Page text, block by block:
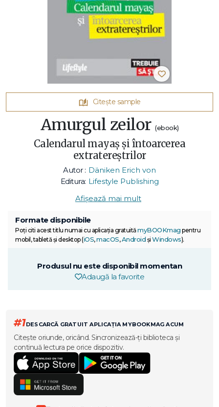
Citește sample
Amurgul zeilor (ebook)
Calendarul mayaş şi întoarcerea
extratereştrilor
Autor : Däniken Erich von
Editura: Lifestyle Publishing
Afișează mai mult
Formate disponibile
Poți citi acest titlu numai cu aplicația gratuitămyBOOKmag pentru
mobil, tabletă și desktop (iOS,macOS,Android și Windows).
Produsul nu este disponibil momentan
Adaugă la favorite
#1DESCARCĂ GRATUIT APLICAȚIA MYBOOKMAG ACUM
Citește oriunde, oricând. Sincronizează-ți biblioteca și
continuă lectura pe orice dispozitiv.